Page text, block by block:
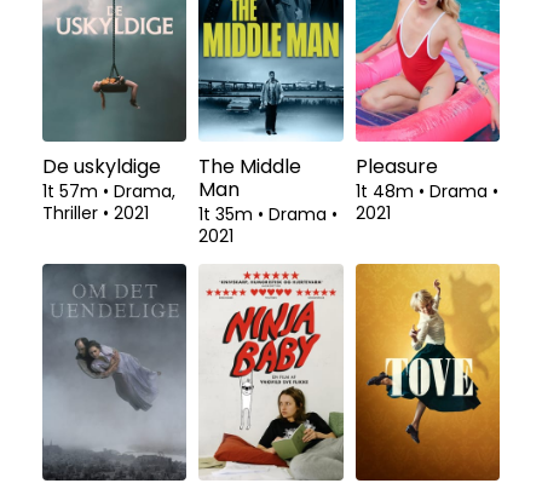
De uskyldige
1t 57m • Drama,
Thriller • 2021
The Middle
Man
1t 35m • Drama •
2021
Pleasure
1t 48m • Drama •
2021